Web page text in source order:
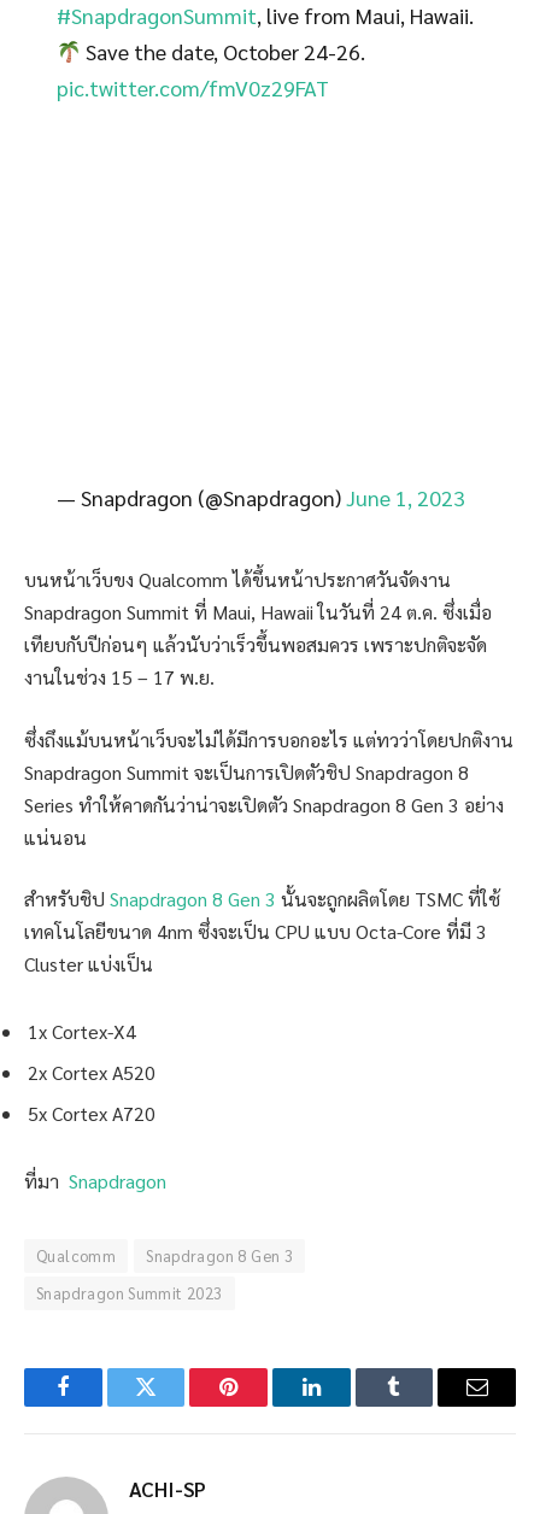
#SnapdragonSummit, live from Maui, Hawaii.
Save the date, October 24-26.
pic.twitter.com/fmV0z29FAT
— Snapdragon (@Snapdragon)June 1, 2023
บนหน้าเว็บขง Qualcomm ได้ขึ้นหน้าประกาศวันจัดงาน
Snapdragon Summit ที่ Maui, Hawaii ในวันที่ 24 ต.ค. ซึ่งเมื่อ
เทียบกับปีก่อนๆ แล้วนับว่าเร็วขึ้นพอสมควร เพราะปกติจะจัด
งานในช่วง 15 – 17 พ.ย.
ซึ่งถึงแม้บนหน้าเว็บจะไม่ได้มีการบอกอะไร แต่ทวว่าโดยปกติงาน
Snapdragon Summit จะเป็นการเปิดตัวชิป Snapdragon 8
Series ทำให้คาดกันว่าน่าจะเปิดตัว Snapdragon 8 Gen 3 อย่าง
แน่นอน
สำหรับชิป Snapdragon 8 Gen 3 นั้นจะถูกผลิตโดย TSMC ที่ใช้
เทคโนโลยีขนาด 4nm ซึ่งจะเป็น CPU แบบ Octa-Core ที่มี 3
Cluster แบ่งเป็น
1x Cortex-X4
2x Cortex A520
5x Cortex A720
ที่มา Snapdragon
Qualcomm
Snapdragon 8 Gen 3
Snapdragon Summit 2023
FacebookTwitter Pinterest LinkedInTumblr Email
ACHI-SP